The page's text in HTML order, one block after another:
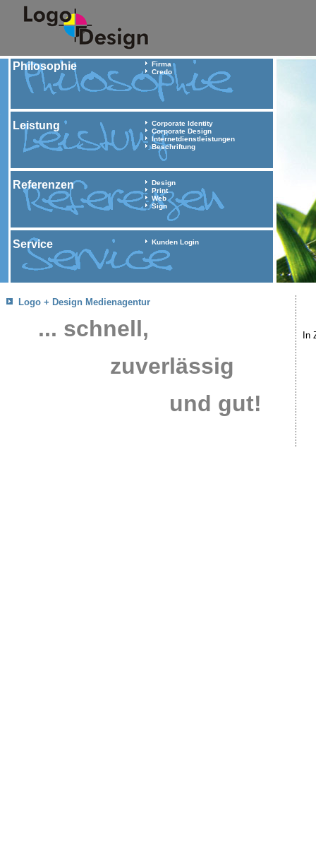
Philosophie
Firma
Credo
Leistung
Corporate Identity
Corporate Design
Internetdienstleistungen
Beschriftung
Referenzen
Design
Print
Web
Sign
Service Kunden Login
Logo + Design Medienagentur
... schnell,
zuverlässig
und gut!
In